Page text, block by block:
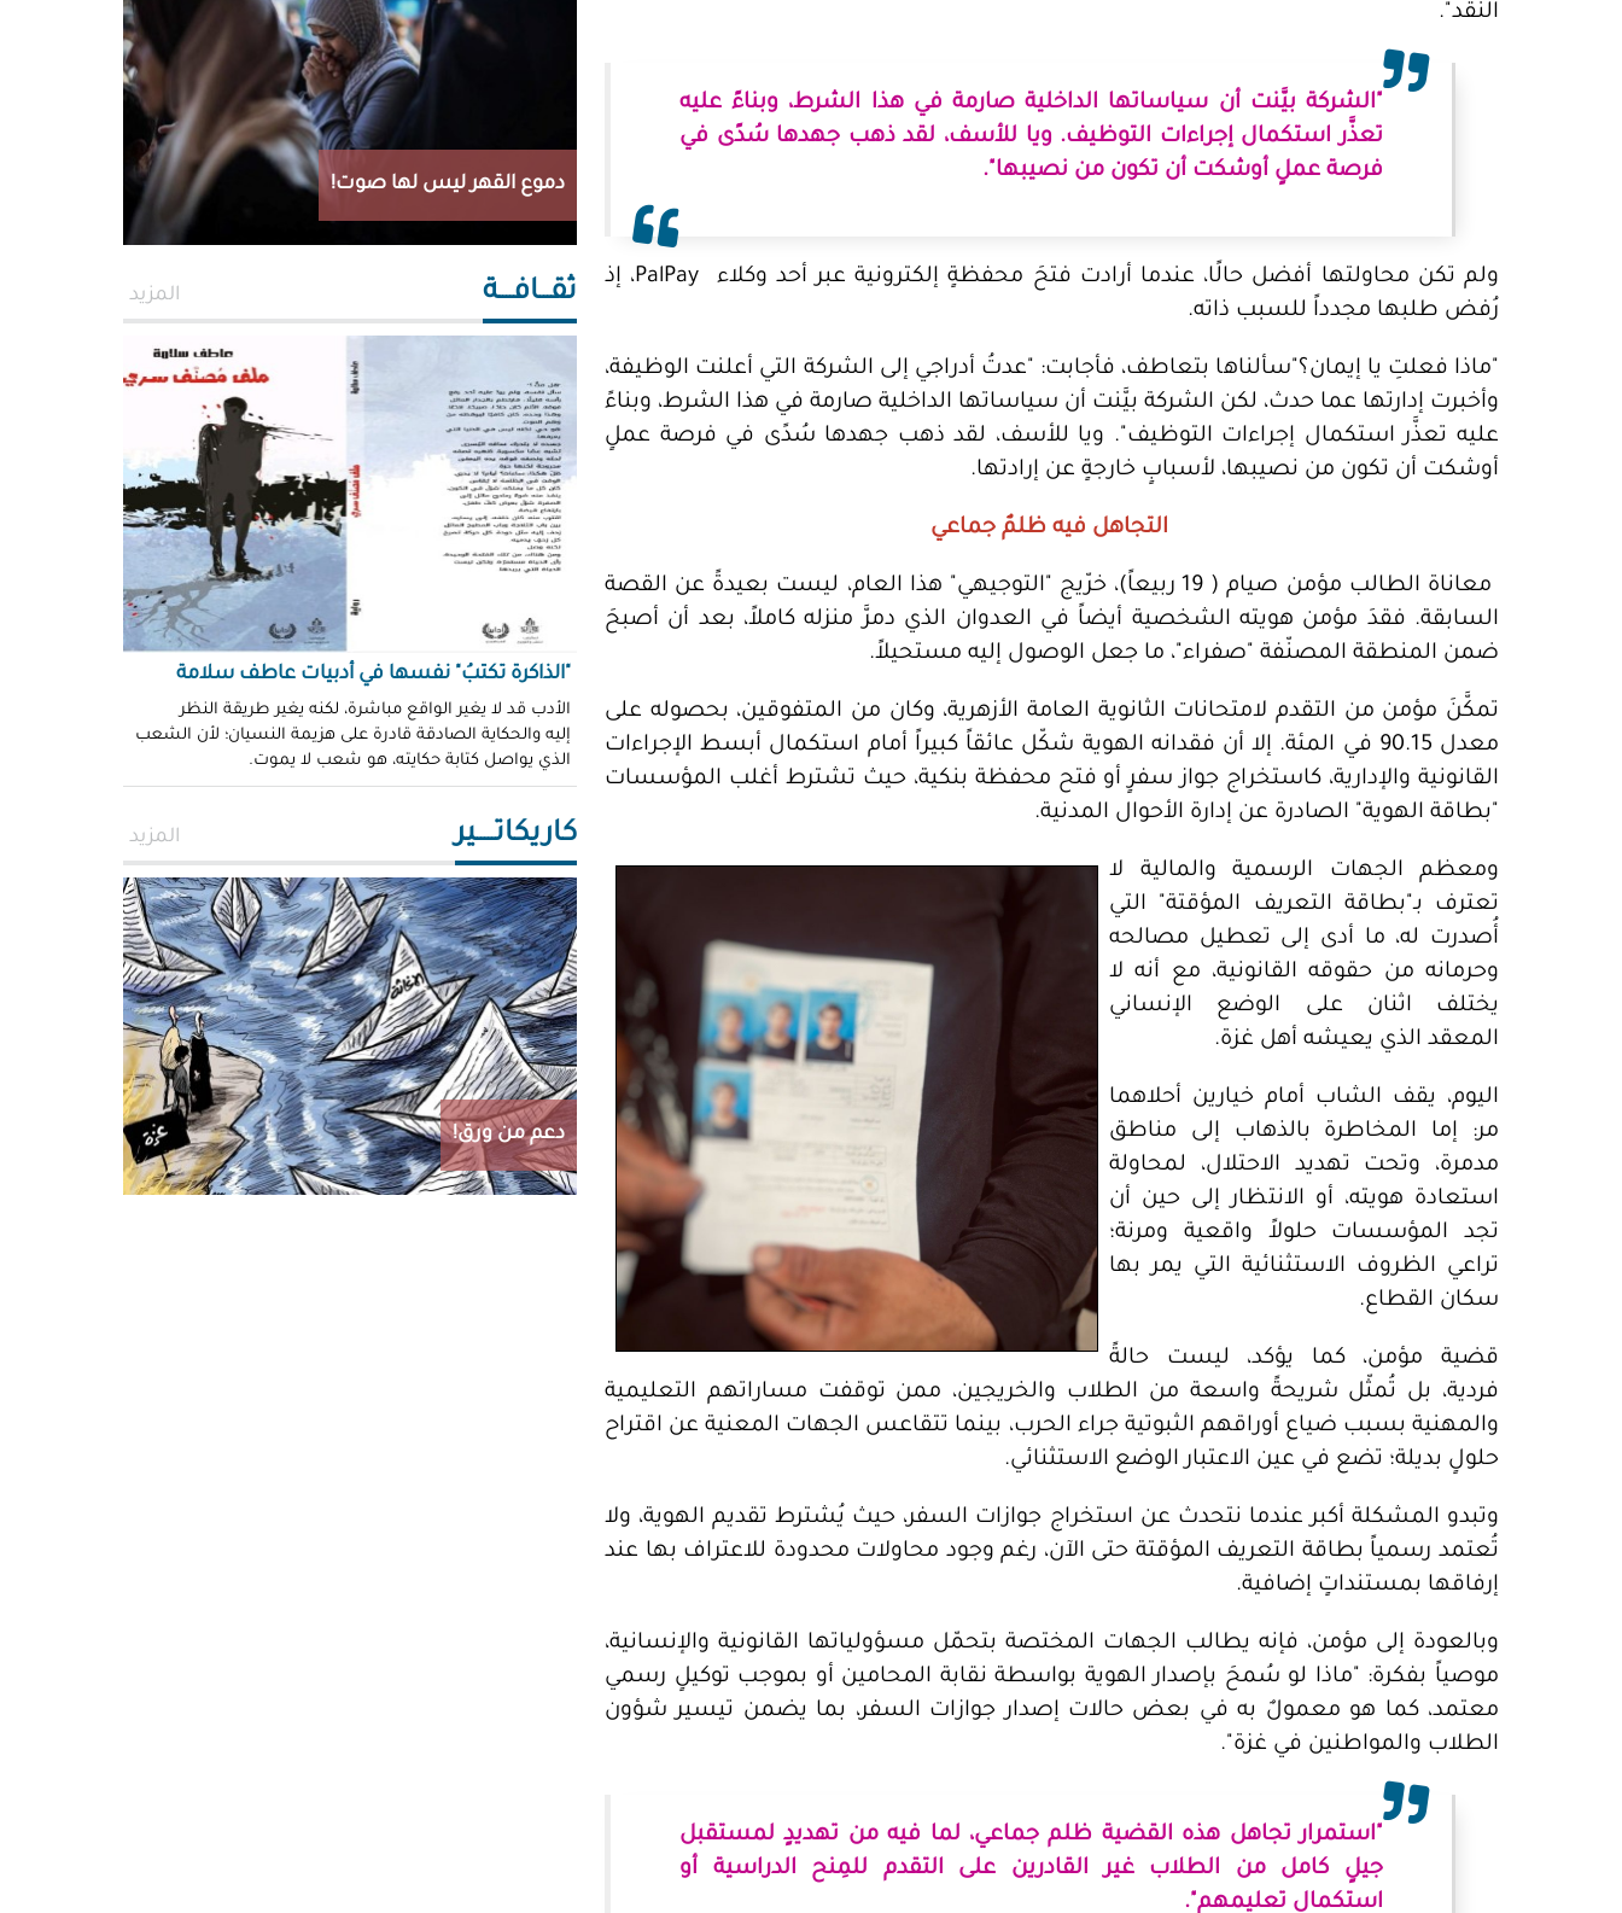
النقد".
"الشركة بيَّنت أن سياساتها الداخلية صارمة في هذا الشرط، وبناءً عليه
تعذَّر استكمال إجراءات التوظيف. ويا للأسف، لقد ذهب جهدها سُدًى في
فرصة عملٍ أوشكت أن تكون من نصيبها".
ولم تكن محاولتها أفضل حالًا، عندما أرادت فتحَ محفظةٍ إلكترونية عبر أحد وكلاء PalPay، إذ
رُفض طلبها مجدداً للسبب ذاته.
"ماذا فعلتِ يا إيمان؟"سألناها بتعاطف، فأجابت: "عدتُ أدراجي إلى الشركة التي أعلنت الوظيفة،
وأخبرت إدارتها عما حدث، لكن الشركة بيَّنت أن سياساتها الداخلية صارمة في هذا الشرط، وبناءً
عليه تعذَّر استكمال إجراءات التوظيف". ويا للأسف، لقد ذهب جهدها سُدًى في فرصة عملٍ
أوشكت أن تكون من نصيبها، لأسبابٍ خارجةٍ عن إرادتها.
التجاهل فيه ظلمٌ جماعي
معاناة الطالب مؤمن صيام ( 19 ربيعاً)، خرّيج "التوجيهي" هذا العام، ليست بعيدةً عن القصة
السابقة. فقدَ مؤمن هويته الشخصية أيضاً في العدوان الذي دمرَّ منزله كاملاً، بعد أن أصبحَ
ضمن المنطقة المصنّفة "صفراء"، ما جعل الوصول إليه مستحيلاً.
تمكَّنَ مؤمن من التقدم لامتحانات الثانوية العامة الأزهرية، وكان من المتفوقين، بحصوله على
معدل 90.15 في المئة. إلا أن فقدانه الهوية شكّل عائقاً كبيراً أمام استكمال أبسط الإجراءات
القانونية والإدارية، كاستخراج جواز سفرٍ أو فتح محفظة بنكية، حيث تشترط أغلب المؤسسات
"بطاقة الهوية" الصادرة عن إدارة الأحوال المدنية.
ومعظم الجهات الرسمية والمالية لا
تعترف بـ"بطاقة التعريف المؤقتة" التي
أُصدرت له، ما أدى إلى تعطيل مصالحه
وحرمانه من حقوقه القانونية، مع أنه لا
يختلف اثنان على الوضع الإنساني
المعقد الذي يعيشه أهل غزة.
اليوم، يقف الشاب أمام خيارين أحلاهما
مر: إما المخاطرة بالذهاب إلى مناطق
مدمرة، وتحت تهديد الاحتلال، لمحاولة
استعادة هويته، أو الانتظار إلى حين أن
تجد المؤسسات حلولاً واقعية ومرنة؛
تراعي الظروف الاستثنائية التي يمر بها
سكان القطاع.
قضية مؤمن، كما يؤكد، ليست حالةً
فردية، بل تُمثّل شريحةً واسعة من الطلاب والخريجين، ممن توقفت مساراتهم التعليمية
والمهنية بسبب ضياع أوراقهم الثبوتية جراء الحرب، بينما تتقاعس الجهات المعنية عن اقتراح
حلولٍ بديلة؛ تضع في عين الاعتبار الوضع الاستثنائي.
وتبدو المشكلة أكبر عندما نتحدث عن استخراج جوازات السفر، حيث يُشترط تقديم الهوية، ولا
تُعتمد رسمياً بطاقة التعريف المؤقتة حتى الآن، رغم وجود محاولات محدودة للاعتراف بها عند
إرفاقها بمستنداتٍ إضافية.
وبالعودة إلى مؤمن، فإنه يطالب الجهات المختصة بتحمّل مسؤولياتها القانونية والإنسانية،
موصياً بفكرة: "ماذا لو سُمحَ بإصدار الهوية بواسطة نقابة المحامين أو بموجب توكيلٍ رسمي
معتمد، كما هو معمولٌ به في بعض حالات إصدار جوازات السفر، بما يضمن تيسير شؤون
الطلاب والمواطنين في غزة".
"استمرار تجاهل هذه القضية ظلم جماعي، لما فيه من تهديدٍ لمستقبل
جيلٍ كامل من الطلاب غير القادرين على التقدم للمِنح الدراسية أو
استكمال تعليمهم".
دموع القهر ليس لها صوت!
ثقـــافــــة المزيد
"الذاكرة تكتبُ" نفسها في أدبيات عاطف سلامة
الأدب قد لا يغير الواقع مباشرة، لكنه يغير طريقة النظر
إليه والحكاية الصادقة قادرة على هزيمة النسيان؛ لأن الشعب
الذي يواصل كتابة حكايته، هو شعب لا يموت.
كاريكاتـــــير المزيد
دعم من ورق!